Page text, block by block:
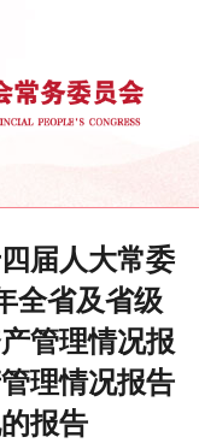
届人大常委
全省及省级
管理情况报
理情况报告
报告